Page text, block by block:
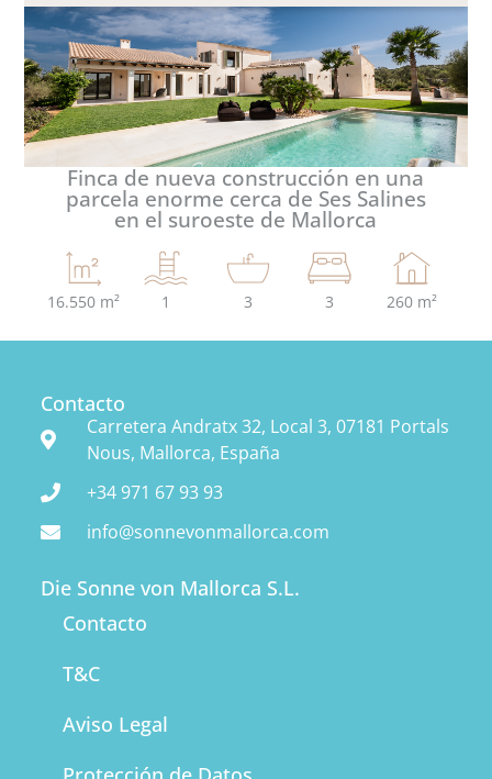
Finca de nueva construcción en una
parcela enorme cerca de Ses Salines
en el suroeste de Mallorca
16.550 m² 1 3 3 260 m²
Contacto
Carretera Andratx 32, Local 3, 07181 Portals
Nous, Mallorca, España
+34 971 67 93 93
info@sonnevonmallorca.com
Die Sonne von Mallorca S.L.
Contacto
T&C
Aviso Legal